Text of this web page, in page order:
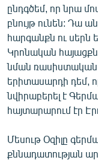
«Ազատության»
ընդգծեմ, որ նրա
բնույթ ունեն: Դա
հարգանքն ու սերն
Կրոնական
նման ռասիստական
երիտասարդի դեմ,
նվիրաբերել է
հայտարարում էր
Մեսութ Օզիլը
քննադատության